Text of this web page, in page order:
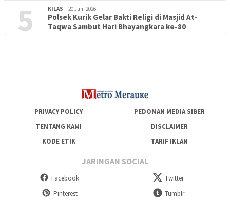
5 KILAS 20 Juni 2026
Polsek Kurik Gelar Bakti Religi di Masjid At-
Taqwa Sambut Hari Bhayangkara ke-80
PENDIDIKAN 18 Juni 2026
Lepas Puluhan Peserta Didik, TK Yapis 2 Merauke Siapkan
PRIVACY POLICY
PEDOMAN MEDIA SIBER
TENTANG KAMI
DISCLAIMER
KODE ETIK
TARIF IKLAN
JARINGAN SOCIAL
Facebook
Twitter
Pinterest
Tumblr